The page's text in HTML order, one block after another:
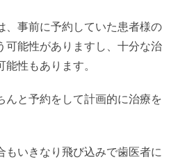
、事前に予約していた患者様の
可能性がありますし、十分な治
性もあります。
んと予約をして計画的に治療を
もいきなり飛び込みで歯医者に